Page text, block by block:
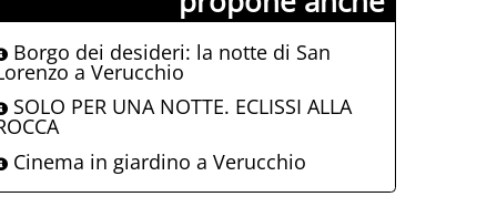
Borgo dei desideri: la notte di San
a Verucchio
SOLO PER UNA NOTTE. ECLISSI ALLA
Cinema in giardino a Verucchio